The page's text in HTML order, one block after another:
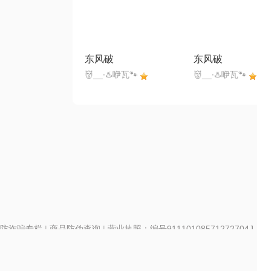
东风破
👹__∙♨️咿瓦🐾
东风破
👹__∙♨️咿瓦🐾
防诈骗专栏 | 商品防伪查询 | 营业执照：编号91110108571272704J